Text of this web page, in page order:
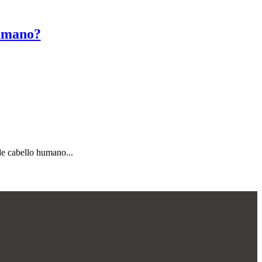
cabello humano...